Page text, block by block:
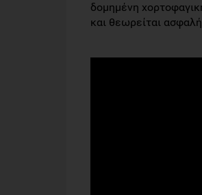
δομημένη
και θεωρείται